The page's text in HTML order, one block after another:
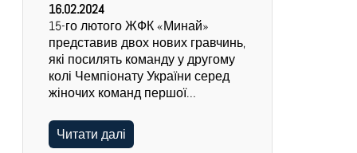
16.02.2024
15-го лютого ЖФК «Минай»
представив двох нових гравчинь,
які посилять команду у другому
колі Чемпіонату України серед
жіночих команд першої…
Читати далі